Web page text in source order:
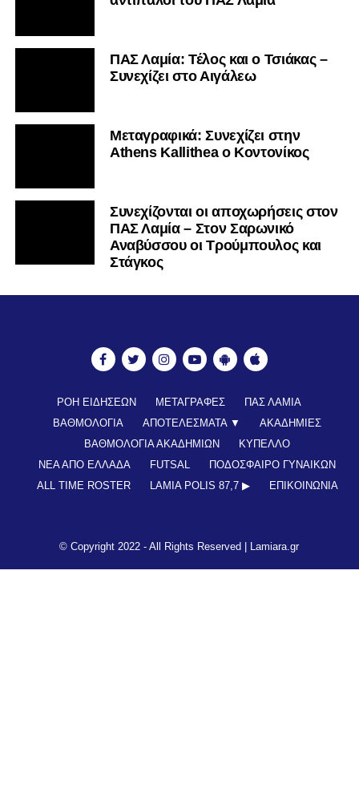
ΠΑΣ Λαμία: Τέλος και ο Τσιάκας –
Συνεχίζει στο Αιγάλεω
Mεταγραφικά: Συνεχίζει στην
Athens Kallithea ο Κοντονίκος
Συνεχίζονται οι αποχωρήσεις στον
ΠΑΣ Λαμία – Στον Σαρωνικό
Αναβύσσου οι Τρούμπουλος και
Στάγκος
ΡΟΗ ΕΙΔΗΣΕΩΝ ΜΕΤΑΓΡΑΦΕΣ
ΠΑΣ ΛΑΜΙΑ
ΒΑΘΜΟΛΟΓΙΑ
ΑΠΟΤΕΛΕΣΜΑΤΑ ▼
ΑΚΑΔΗΜΙΕΣ
ΒΑΘΜΟΛΟΓΙΑ ΑΚΑΔΗΜΙΩΝ
ΚΥΠΕΛΛΟ
ΝΕΑ ΑΠΟ ΕΛΛΑΔΑ
FUTSAL
ΠΟΔΟΣΦΑΙΡΟ ΓΥΝΑΙΚΩΝ
ALL TIME ROSTER
LAMIA POLIS 87,7 ▶︎ ΕΠΙΚΟΙΝΩΝΊΑ
© Copyright 2022 - All Rights Reserved | Lamiara.gr